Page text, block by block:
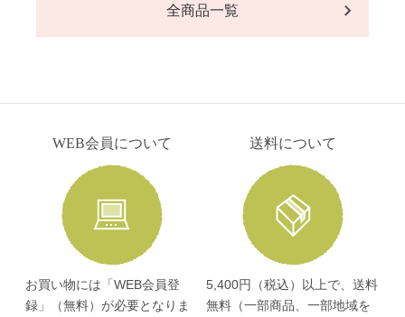
全商品一覧
WEB会員について
お買い物には「WEB会員登
録」（無料）が必要となりま
送料について
5,400円（税込）以上で、送料
無料（一部商品、一部地域を